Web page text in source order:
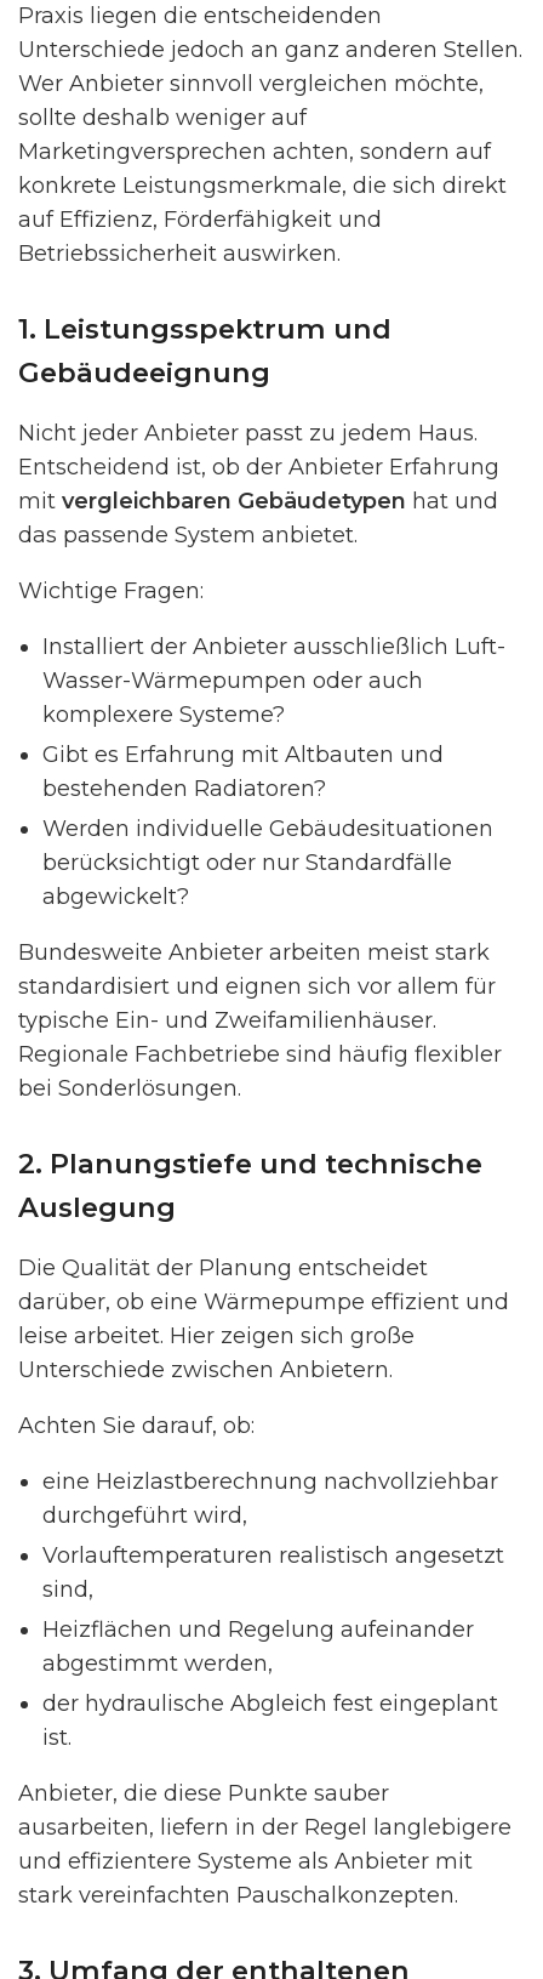
Praxis liegen die entscheidenden
Unterschiede jedoch an ganz anderen Stellen.
Wer Anbieter sinnvoll vergleichen möchte,
sollte deshalb weniger auf
Marketingversprechen achten, sondern auf
konkrete Leistungsmerkmale, die sich direkt
auf Effizienz, Förderfähigkeit und
Betriebssicherheit auswirken.
1. Leistungsspektrum und
Gebäudeeignung
Nicht jeder Anbieter passt zu jedem Haus.
Entscheidend ist, ob der Anbieter Erfahrung
mit vergleichbaren Gebäudetypen hat und
das passende System anbietet.
Wichtige Fragen:
Installiert der Anbieter ausschließlich Luft-
Wasser-Wärmepumpen oder auch
komplexere Systeme?
Gibt es Erfahrung mit Altbauten und
bestehenden Radiatoren?
Werden individuelle Gebäudesituationen
berücksichtigt oder nur Standardfälle
abgewickelt?
Bundesweite Anbieter arbeiten meist stark
standardisiert und eignen sich vor allem für
typische Ein- und Zweifamilienhäuser.
Regionale Fachbetriebe sind häufig flexibler
bei Sonderlösungen.
2. Planungstiefe und technische
Auslegung
Die Qualität der Planung entscheidet
darüber, ob eine Wärmepumpe effizient und
leise arbeitet. Hier zeigen sich große
Unterschiede zwischen Anbietern.
Achten Sie darauf, ob:
eine Heizlastberechnung nachvollziehbar
durchgeführt wird,
Vorlauftemperaturen realistisch angesetzt
sind,
Heizflächen und Regelung aufeinander
abgestimmt werden,
der hydraulische Abgleich fest eingeplant
ist.
Anbieter, die diese Punkte sauber
ausarbeiten, liefern in der Regel langlebigere
und effizientere Systeme als Anbieter mit
stark vereinfachten Pauschalkonzepten.
3. Umfang der enthaltenen